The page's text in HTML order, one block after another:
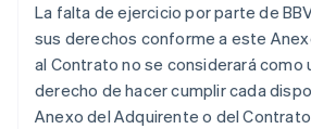
La falta de ejercicio por parte de
sus derechos conforme a este
al Contrato no se considerará como
derecho de hacer cumplir cada
Anexo del Adquirente o del
Cipro
English
Croazia
Danimarca
English